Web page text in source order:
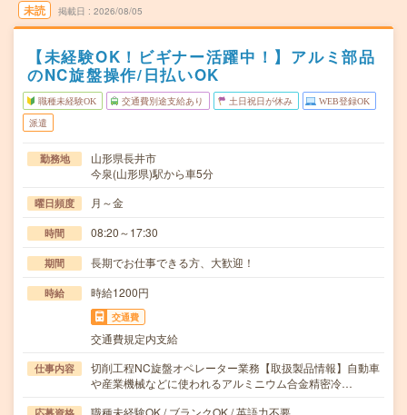
未読 掲載日 2026/08/05
【未経験OK！ビギナー活躍中！】アルミ部品
のNC旋盤操作/日払いOK
職種未経験OK 交通費別途支給あり 土日祝日が休み WEB登録OK
派遣
勤務地
山形県長井市
今泉(山形県)駅から車5分
曜日頻度 月～金
時間 08:20～17:30
期間 長期でお仕事できる方、大歓迎！
時給 時給1200円
交通費
交通費規定内支給
仕事内容
切削工程NC旋盤オペレーター業務【取扱製品情報】自動車
や産業機械などに使われるアルミニウム合金精密冷…
職種未経験OK / ブランクOK / 英語力不要